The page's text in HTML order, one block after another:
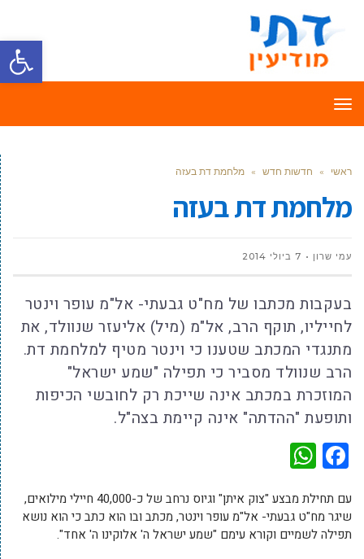
פתח
תפריט
ראשי » חדשות חדש » מלחמת דת בעזה
מלחמת דת בעזה
עמי שרון 7 ביולי 2014
בעקבות מכתבו של מח"ט גבעתי- אל"מ עופר וינטר
לחייליו, תוקף הרב, אל"מ (מיל) אליעזר שנוולד, את
מתנגדי המכתב שטענו כי וינטר מטיף למלחמת דת.
הרב שנוולד מסביר כי תפילה "שמע ישראל"
המוזכרת במכתב אינה שייכת רק לחובשי הכיפות
ותופעת "ההדתה" אינה קיימת בצה"ל.
Facebook
עם תחילת מבצע "צוק איתן" וגיוס נרחב של כ-40,000 חיילי מילואים,
שיגר מח"ט גבעתי- אל"מ עופר וינטר, מכתב ובו הוא כתב כי הוא נושא
תפילה לשמיים וקורא עימם "שמע ישראל ה' אלוקינו ה' אחד".